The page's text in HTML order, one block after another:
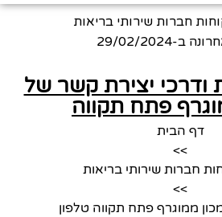
חברות שירותי בריאות
ב-29/02/2024
ודרכי יצירת קשר של
פתח תקווה
דף הבית
>>
חברות שירותי בריאות
>>
ממוגרף פתח תקווה טלפון